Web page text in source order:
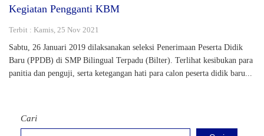
Kegiatan Pengganti KBM
Terbit : Kamis, 25 Nov 2021
Sabtu, 26 Januari 2019 dilaksanakan seleksi Penerimaan Peserta Didik
Baru (PPDB) di SMP Bilingual Terpadu (Bilter). Terlihat kesibukan para
panitia dan penguji, serta ketegangan hati para calon peserta didik baru...
Cari